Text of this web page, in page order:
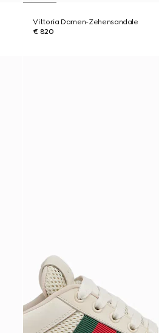
Vittoria Damen-Zehensandale
€ 820